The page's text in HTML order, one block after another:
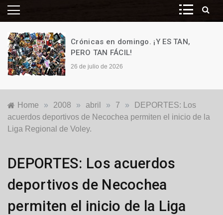
Crónicas en domingo. ¡Y ES TAN,
PERO TAN FÁCIL!
26 de julio de 2026
Home » 2008 » abril » 7 »
DEPORTES: Los
acuerdos deportivos de Necochea permiten el inicio de la
Liga Regional de Voley.
Locales
DEPORTES: Los acuerdos
deportivos de Necochea
permiten el inicio de la Liga